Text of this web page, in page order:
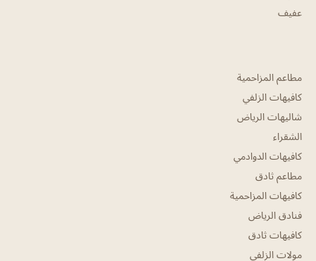
عفيف
مطاعم المزاحمية
كافيهات الزلفي
شاليهات الرياض
الشقراء
كافيهات الدوادمي
مطاعم ثادق
كافيهات المزاحمية
فنادق الرياض
كافيهات ثادق
مولات الزلفي